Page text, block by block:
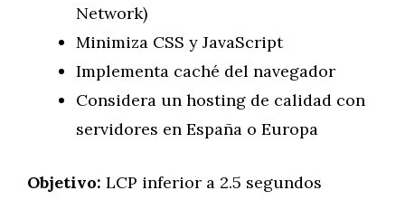
Network)
Minimiza CSS y JavaScript
Implementa caché del navegador
Considera un hosting de calidad con
servidores en España o Europa
Objetivo: LCP inferior a 2.5 segundos